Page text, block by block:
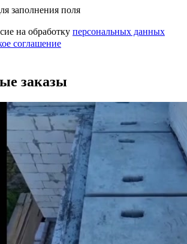
заполнения поля
на обработку персональных данных
соглашение
заказы